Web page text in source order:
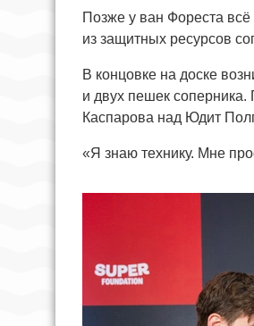
Позже у ван Фореста
из защитных ресурсов
В концовке на доске
и двух пешек
Каспарова над Юдит
«Я знаю технику. Мне